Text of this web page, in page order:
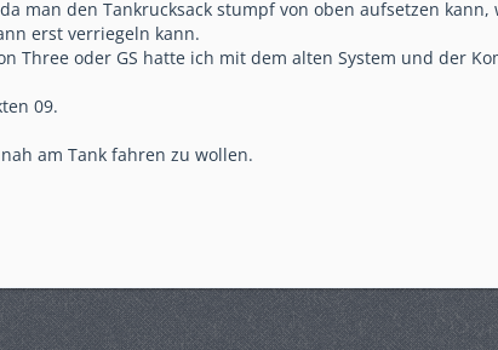
man den Tankrucksack stumpf von oben aufsetzen
erst verriegeln kann.
Three oder GS hatte ich mit dem alten System und der
09.
am Tank fahren zu wollen.